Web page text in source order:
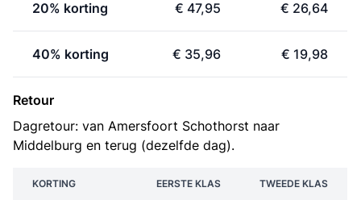
20% korting € 47,95 € 26,64
40% korting € 35,96 € 19,98
Retour
Dagretour: van Amersfoort Schothorst naar
Middelburg en terug (dezelfde dag).
KORTING EERSTE KLAS TWEEDE KLAS